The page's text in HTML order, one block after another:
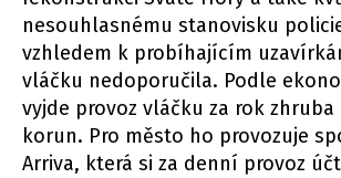
nesouhlasnému stanovisku
vzhledem k probíhajícím
vláčku nedoporučila. Podle
vyjde provoz vláčku za rok zhruba
korun. Pro město ho provozuje
Arriva, která si za denní provoz